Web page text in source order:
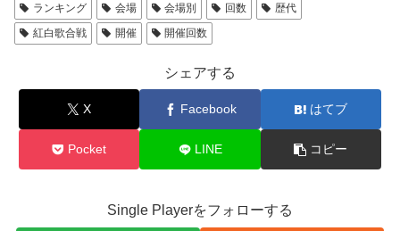
ランキング
会場 会場別 回数
歴代
紅白歌合戦
開催 開催回数
シェアする
X Facebook はてブ
Pocket LINE コピー
Single Playerをフォローする